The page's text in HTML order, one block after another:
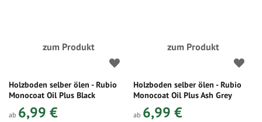
zum Produkt
Holzboden selber ölen - Rubio
Monocoat Oil Plus Black
ab 6,99 €
zum Produkt
Holzboden selber ölen - Rubio
Monocoat Oil Plus Ash Grey
ab 6,99 €